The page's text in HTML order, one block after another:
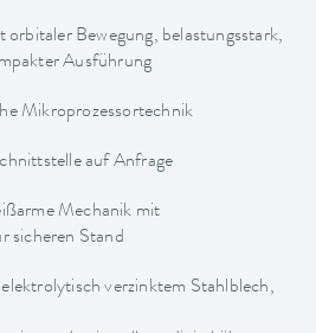
orbitaler Bewegung, belastungsstark,
Ausführung
Mikroprozessortechnik
auf Anfrage
Mechanik mit
sicheren Stand
verzinktem Stahlblech,